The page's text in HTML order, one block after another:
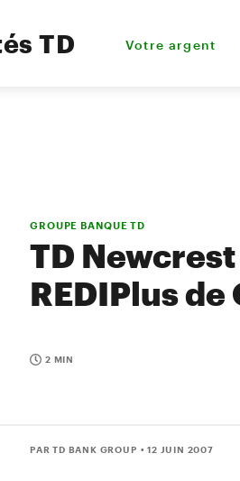
TD Votre argent
GROUPE BANQUE TD
TD
REDIPlus
2 MIN
PAR TD BANK GROUP • 12 JUIN 2007